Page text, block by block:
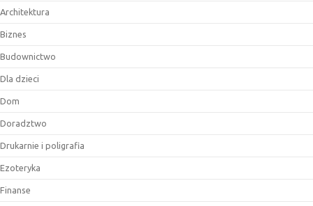
Architektura
Biznes
Budownictwo
Dla dzieci
Dom
Doradztwo
Drukarnie i poligrafia
Ezoteryka
Finanse